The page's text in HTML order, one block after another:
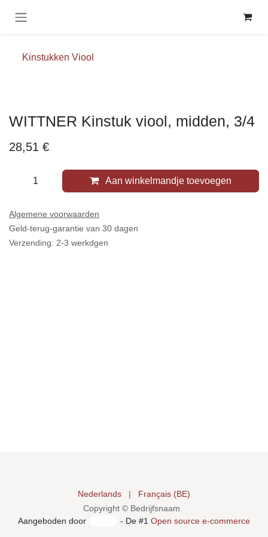
Kinstukken Viool
WITTNER Kinstuk viool, midden, 3/4
28,51 €
Aan winkelmandje toevoegen
Algemene voorwaarden
Geld-terug-garantie van 30 dagen
Verzending: 2-3 werkdgen
Copyright © Bedrijfsnaam
Nederlands | Français (BE)
Aangeboden door - De #1 Open source e-commerce